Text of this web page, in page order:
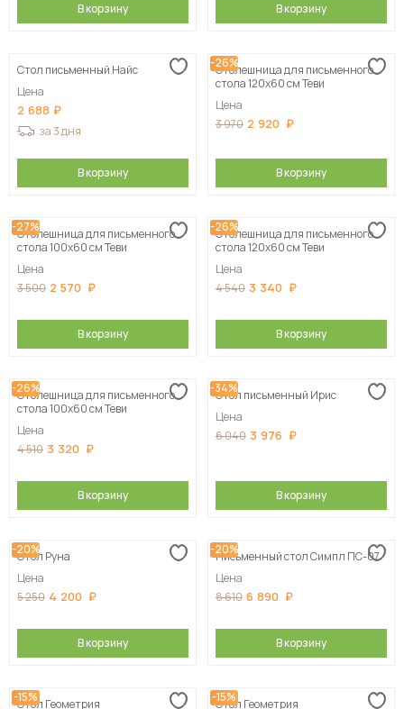
В корзину В корзину
Стол письменный Найс
Цена
2 688
за 3 дня
В корзину
-26%
Столешница для письменного
стола 120х60 см Теви
Цена
3 970 2 920
В корзину
-27%
Столешница для письменного
стола 100х60 см Теви
Цена
3 500 2 570
В корзину
-26%
Столешница для письменного
стола 120х60 см Теви
Цена
4 540 3 340
В корзину
-26%
Столешница для письменного
стола 100х60 см Теви
Цена
4 510 3 320
В корзину
-34%
Стол письменный Ирис
Цена
6 040 3 976
В корзину
-20%
Стол Руна
Цена
5 250 4 200
В корзину
-20%
Письменный стол Симпл ПС-07
Цена
8 610 6 890
В корзину
-15%
Стол Геометрия
-15%
Стол Геометрия